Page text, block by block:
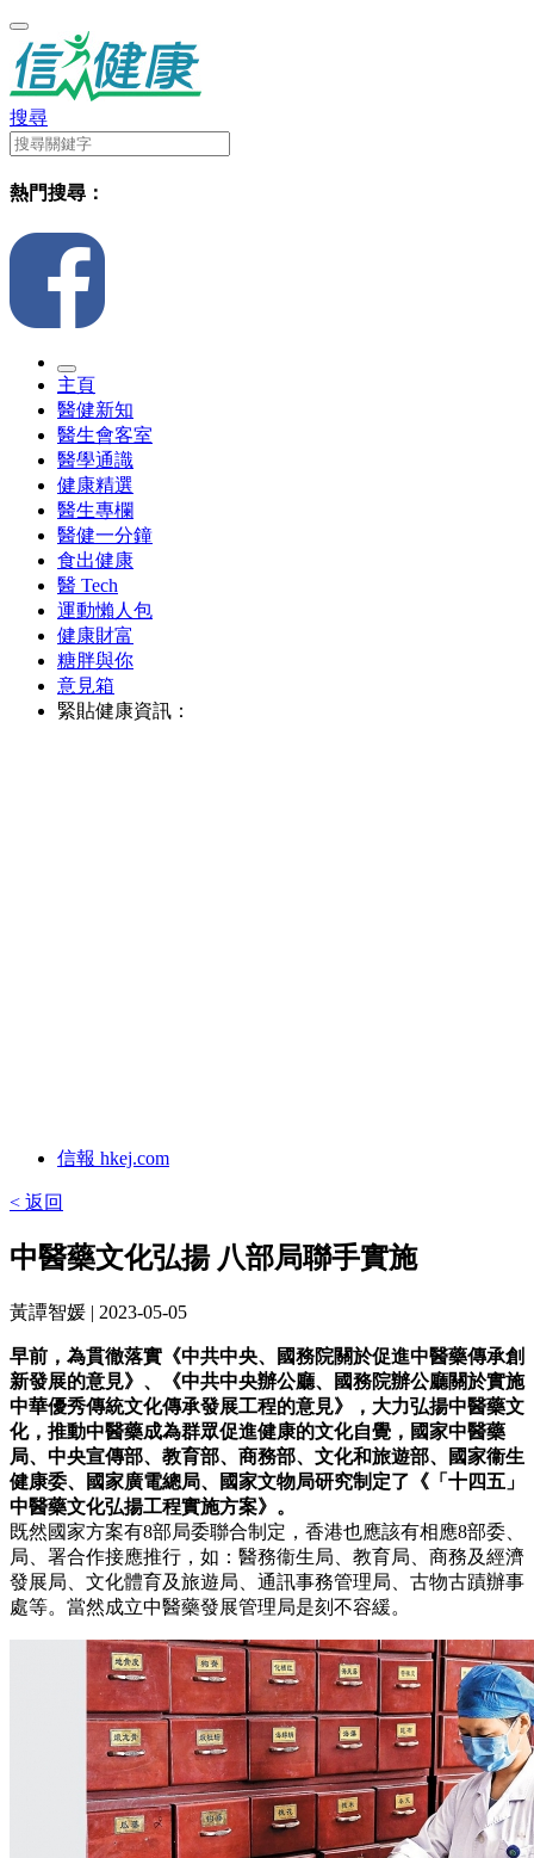
搜尋
熱門搜尋：
主頁
醫健新知
醫生會客室
醫學通識
健康精選
醫生專欄
醫健一分鐘
食出健康
醫 Tech
運動懶人包
健康財富
糖胖與你
意見箱
緊貼健康資訊：
信報 hkej.com
< 返回
中醫藥文化弘揚 八部局聯手實施
黃譚智媛 | 2023-05-05
早前，為貫徹落實《中共中央、國務院關於促進中醫藥傳承創
新發展的意見》、《中共中央辦公廳、國務院辦公廳關於實施
中華優秀傳統文化傳承發展工程的意見》，大力弘揚中醫藥文
化，推動中醫藥成為群眾促進健康的文化自覺，國家中醫藥
局、中央宣傳部、教育部、商務部、文化和旅遊部、國家衞生
健康委、國家廣電總局、國家文物局研究制定了《「十四五」
中醫藥文化弘揚工程實施方案》。
既然國家方案有8部局委聯合制定，香港也應該有相應8部委、
局、署合作接應推行，如：醫務衞生局、教育局、商務及經濟
發展局、文化體育及旅遊局、通訊事務管理局、古物古蹟辦事
處等。當然成立中醫藥發展管理局是刻不容緩。